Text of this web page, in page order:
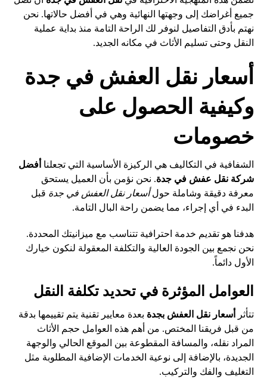
جميع أغراضك إلى وجهتها النهائية وهي في أفضل حالاتها. نحن
نهتم بأدق التفاصيل لنوفر لك الراحة التامة منذ بداية عملية
النقل وحتى تسليم الأثاث في مكانه الجديد.
أسعار نقل العفش في جدة
وكيفية الحصول على
خصومات
الشفافية في التكاليف هي الركيزة الأساسية التي تجعلنا أفضل
شركة نقل عفش في جدة. نحن نؤمن بأن العميل يستحق
معرفة دقيقة وشاملة حولأسعار نقل العفش في جدة قبل
البدء في أي إجراء، مما يضمن راحة البال التامة.
هدفنا هو تقديم خدمة احترافية تتناسب مع ميزانيتك المحددة.
نحن نجمع بين الجودة العالية والتكلفة المعقولة لنكون خيارك
الأول دائماً.
العوامل المؤثرة في تحديد تكلفة النقل
تتأثر أسعار نقل العفش بجدة بعدة معايير تقنية يتم تقييمها بدقة
من قبل فريقنا المختص. من أهم هذه العوامل حجم الأثاث
المراد نقله، والمسافة المقطوعة بين الموقع الحالي والوجهة
الجديدة، بالإضافة إلى نوعية الخدمات الإضافية المطلوبة مثل
التغليف والفك والتركيب.